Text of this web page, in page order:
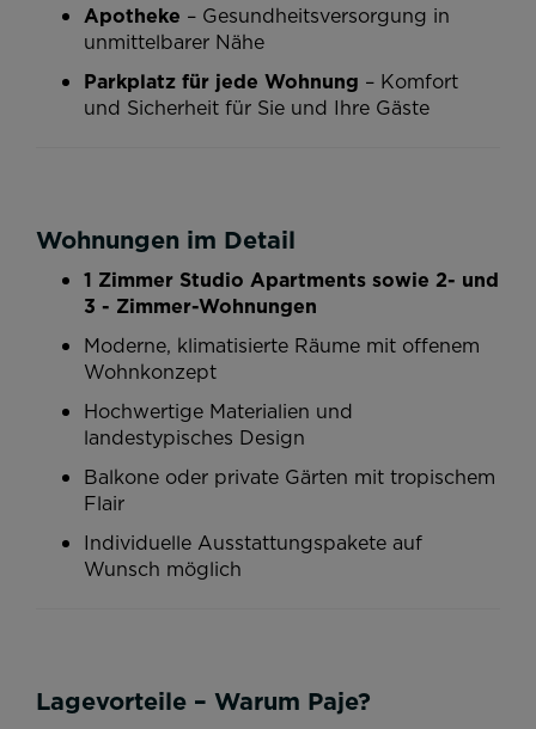
Apotheke – Gesundheitsversorgung in
unmittelbarer Nähe
Parkplatz für jede Wohnung – Komfort
und Sicherheit für Sie und Ihre Gäste
Wohnungen im Detail
1 Zimmer Studio Apartments sowie 2- und
3 - Zimmer-Wohnungen
Moderne, klimatisierte Räume mit offenem
Wohnkonzept
Hochwertige Materialien und
landestypisches Design
Balkone oder private Gärten mit tropischem
Flair
Individuelle Ausstattungspakete auf
Wunsch möglich
Lagevorteile – Warum Paje?